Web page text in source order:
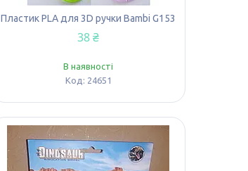
Пластик PLA для 3D ручки Bambi G153
38 ₴
В наявності
24651